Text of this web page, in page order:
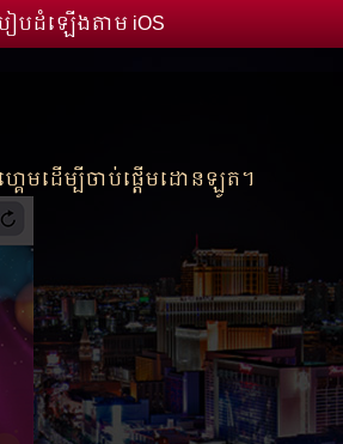
បដំឡើងតាម iOS
មដើម្បីចាប់ផ្តើមដោនឡូត។